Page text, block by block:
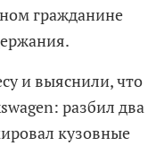
гражданине
и выяснили, что
разбил два
кузовные